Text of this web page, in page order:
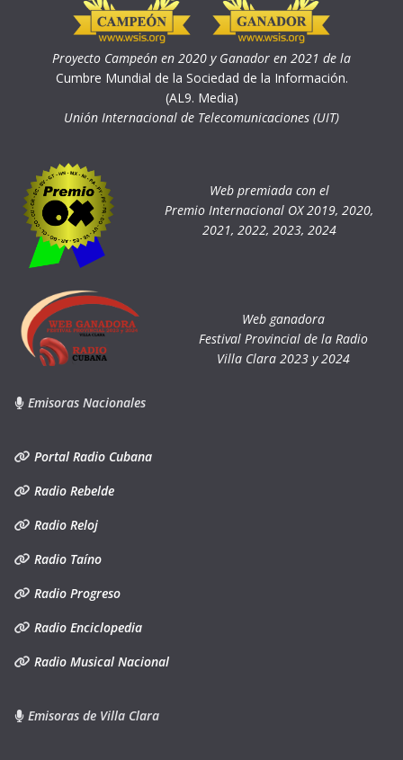
Proyecto Campeón en 2020 y Ganador en 2021 de la
Cumbre Mundial de la Sociedad de la Información.
(AL9. Media)
Unión Internacional de Telecomunicaciones (UIT)
Web premiada con el
Premio Internacional OX 2019, 2020,
2021, 2022, 2023, 2024
Web ganadora
Festival Provincial de la Radio
Villa Clara 2023 y 2024
Emisoras Nacionales
Portal Radio Cubana
Radio Rebelde
Radio Reloj
Radio Taíno
Radio Progreso
Radio Enciclopedia
Radio Musical Nacional
Emisoras de Villa Clara